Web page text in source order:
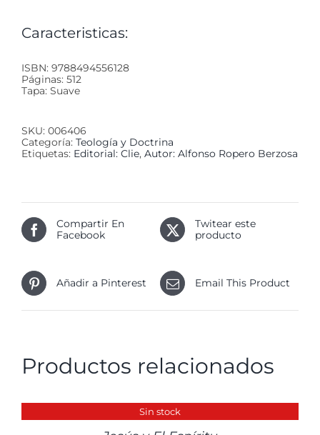
Caracteristicas:
ISBN: 9788494556128
Páginas: 512
Tapa: Suave
SKU: 006406
Categoría: Teología y Doctrina
Etiquetas: Editorial: Clie, Autor: Alfonso Ropero Berzosa
Compartir En
Facebook
Twitear este
producto
Añadir a Pinterest Email This Product
Productos relacionados
Sin stock